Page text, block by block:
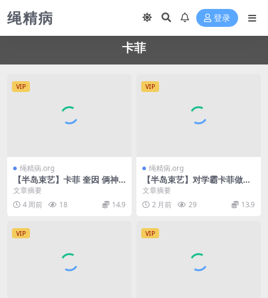
绳精病 登录
卡菲
VIP
绳精病.org
【半岛束艺】卡菲 奎因 俩神
兽干废一个笼子
文章摘要
4 周前
18 14.9
VIP
绳精病.org
【半岛束艺】对学霸卡菲做知
识测验是错误的
文章摘要
2 月前
29 13.9
VIP VIP